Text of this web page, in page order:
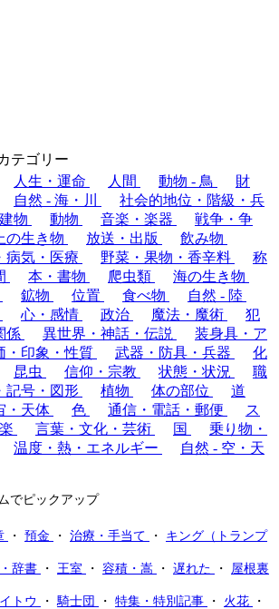
テゴリー
人生・運命 人間 動物 - 鳥
財
自然 - 海・川
社会的地位・階級・兵
物 動物 音楽・楽器
戦争・争
の生き物 放送・出版
飲み物
病気・医療 野菜・果物・香辛料
称
本・書物 爬虫類
海の生き物
鉱物 位置 食べ物
自然 - 陸
心・感情 政治 魔法・魔術
犯
係 異世界・神話・伝説
装身具・ア
・印象・性質 武器・防具・兵器
化
昆虫 信仰・宗教 状態・状況
職
記号・図形 植物 体の部位
道
・天体 色 通信・電話・郵便
ス
言葉・文化・芸術 国
乗り物・
温度・熱・エネルギー
自然 - 空・天
でピックアップ
・ 預金 ・ 治療・手当て ・ キング（トランプ
辞書 ・ 王室 ・ 容積・嵩 ・ 遅れた ・ 屋根裏
トウ ・ 騎士団 ・ 特集・特別記事 ・ 火花 ・